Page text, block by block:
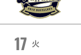
17 火